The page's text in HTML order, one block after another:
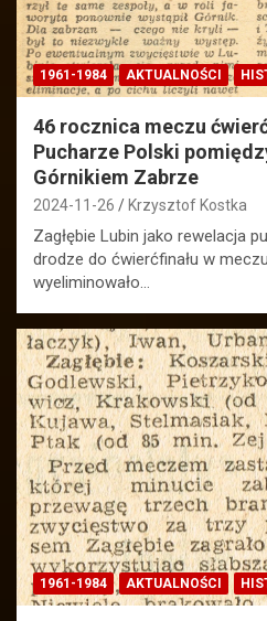
1961-1984 AKTUALNOŚCI
46 rocznica meczu
Pucharze Polski
Górnikiem Zabrze
2024-11-26 Krzysztof Kostka
Zagłębie Lubin jako rewelacja
drodze do ćwierćfinału w
wyeliminowało…
1961-1984 AKTUALNOŚCI